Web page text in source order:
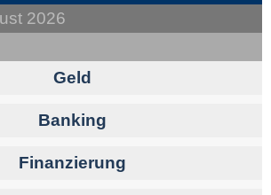
2026
Geld
Banking
Finanzierung